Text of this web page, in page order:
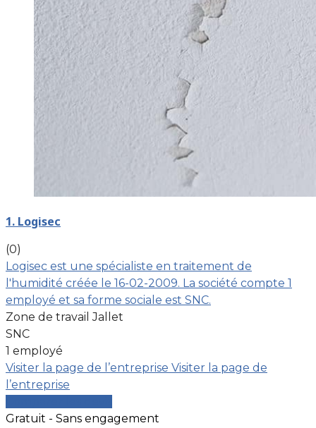
1. Logisec
(0)
Logisec est une spécialiste en traitement de
l'humidité créée le 16-02-2009. La société compte 1
employé et sa forme sociale est SNC.
Zone de travail Jallet
SNC
1 employé
Visiter la page de l’entreprise Visiter la page de
l’entreprise
Gratuit - Sans engagement